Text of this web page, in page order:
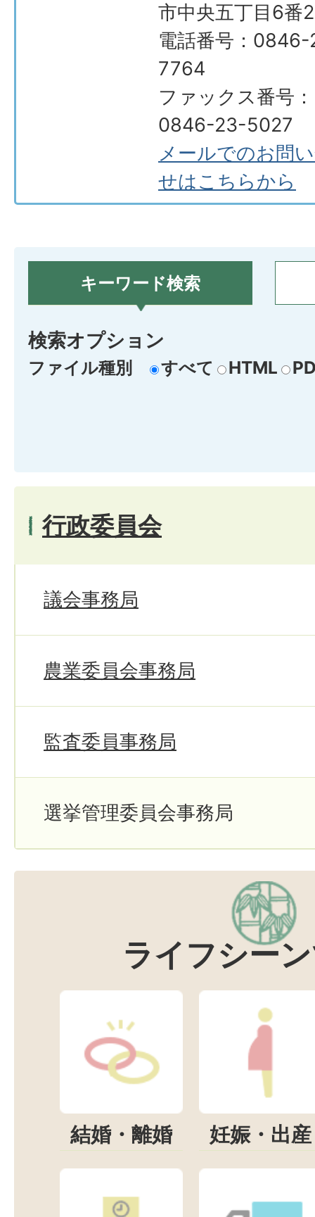
市中央五丁目6番
電話番号：
7764
ファックス番号：
0846-23-5027
メールでのお問
せはこちらから
キーワード検索
検索オプション
ファイル種別 すべて HTML
行政委員会
議会事務局
農業委員会事務局
監査委員事務局
選挙管理委員会事務局
ライフシー
結婚・離婚 妊娠・出産